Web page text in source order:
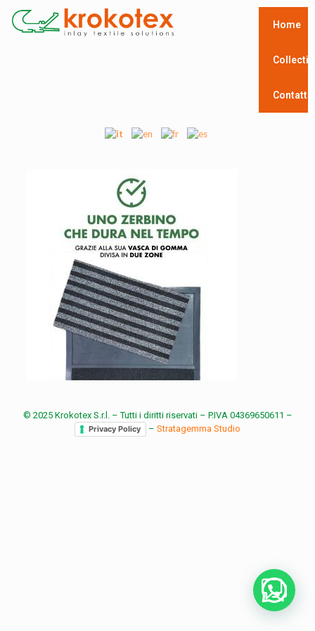
Home
Contatti
© 2025 Krokotex S.r.l. – Tutti i diritti riservati – P.IVA 04369650611 –
Privacy Policy – Stratagemma Studio